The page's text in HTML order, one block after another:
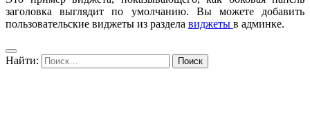
заголовка выглядит по умолчанию. Вы можете добавить
пользовательские виджеты из раздела виджеты в админке.
Найти: